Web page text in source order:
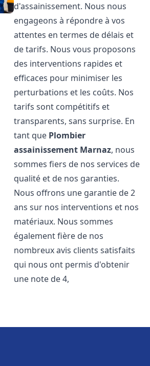
d'assainissement. Nous nous
engageons à répondre à vos
attentes en termes de délais et
de tarifs. Nous vous proposons
des interventions rapides et
efficaces pour minimiser les
perturbations et les coûts. Nos
tarifs sont compétitifs et
transparents, sans surprise. En
tant que Plombier
assainissement Marnaz, nous
sommes fiers de nos services de
qualité et de nos garanties.
Nous offrons une garantie de 2
ans sur nos interventions et nos
matériaux. Nous sommes
également fière de nos
nombreux avis clients satisfaits
qui nous ont permis d'obtenir
une note de 4,